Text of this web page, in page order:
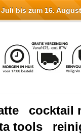
cocktail
tools
bis zum 16.